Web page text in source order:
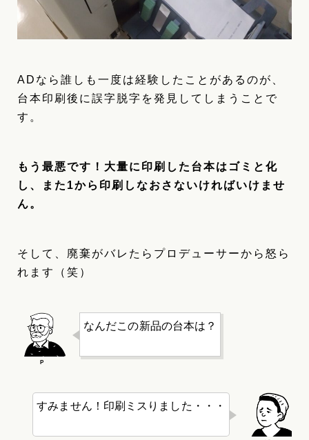
ADなら誰しも一度は経験したことがあるのが、
台本印刷後に誤字脱字を発見してしまうことで
す。
もう最悪です！大量に印刷した台本はゴミと化
し、また1から印刷しなおさないければいけませ
ん。
そして、廃棄がバレたらプロデューサーから怒ら
れます（笑）
なんだこの新品の台本は？
すみません！印刷ミスりました・・・